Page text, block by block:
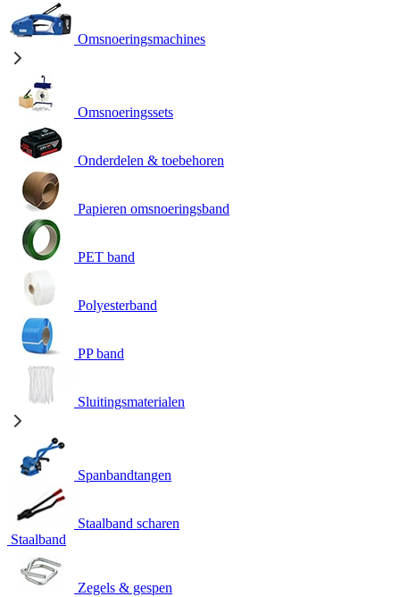
Omsnoeringsmachines
Omsnoeringssets
Onderdelen & toebehoren
Papieren omsnoeringsband
PET band
Polyesterband
PP band
Sluitingsmaterialen
Spanbandtangen
Staalband scharen
Staalband
Zegels & gespen